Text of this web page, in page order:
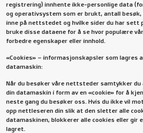
registrering) innhente ikke-personlige data
og operativsystem som er brukt, antall
inne på nettstedet og hvilke sider du har sett
bruke disse dataene for å se hvor populære
forbedre egenskaper eller innhold.
«Cookies» – informasjonskapsler som lagres
datamaskin:
Når du besøker våre nettsteder samtykker du
din datamaskin i form av en «cookie» for å
neste gang du besøker oss. Hvis du ikke vil
opp nettleseren din slik at den sletter alle
datamaskinen, blokkerer alle cookies eller gir
lagret.